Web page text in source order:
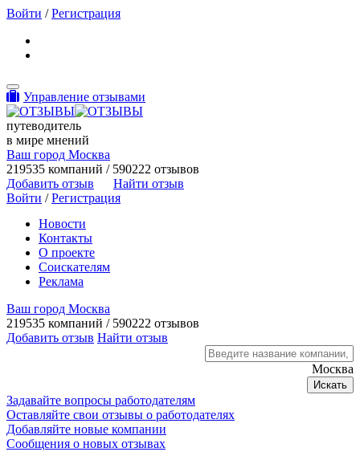
Войти /Регистрация
Toggle navigation
Управление отзывами
путеводитель
в мире мнений
Ваш город Москва
219535 компаний / 590222 отзывов
Добавить отзыв
Найти отзыв
Войти /Регистрация
Новости
Контакты
О проекте
Соискателям
Реклама
Ваш город Москва
219535 компаний / 590222 отзывов
Добавить отзыв Найти отзыв
Москва
Искать
Задавайте вопросы работодателям
Оставляйте свои отзывы о работодателях
Добавляйте новые компании
Сообщения о новых отзывах